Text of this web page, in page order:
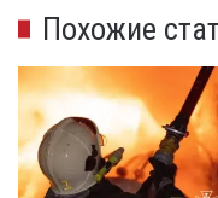
Похожие